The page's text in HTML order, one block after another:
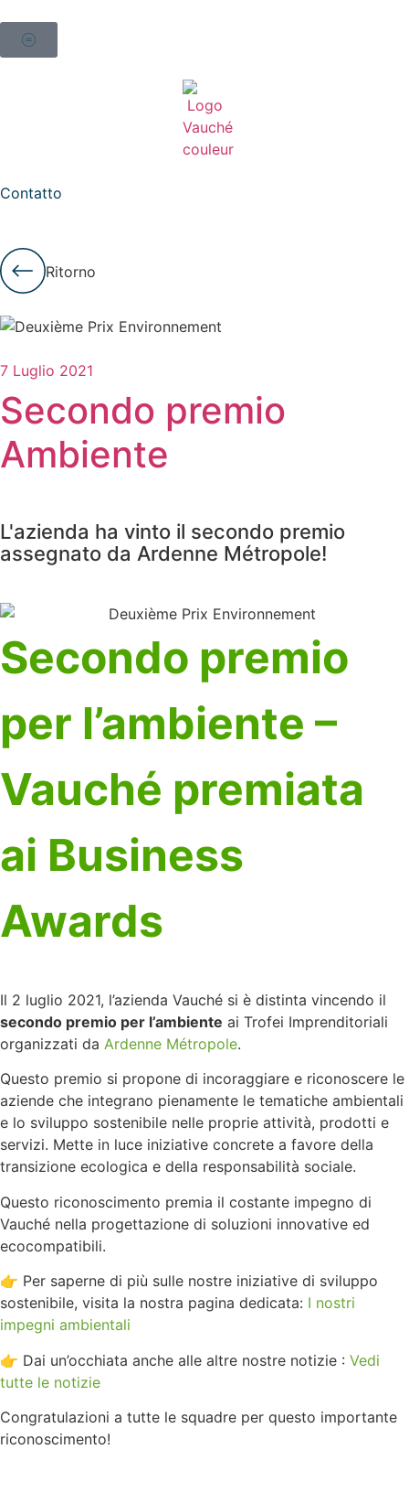
Contatto
Ritorno
7 Luglio 2021
Secondo premio
Ambiente
L'azienda ha vinto il secondo premio
assegnato da Ardenne Métropole!
Secondo premio
per l’ambiente –
Vauché premiata
ai Business
Awards
Il 2 luglio 2021, l’azienda Vauché si è distinta vincendo il
secondo premio per l’ambiente ai Trofei Imprenditoriali
organizzati da Ardenne Métropole.
Questo premio si propone di incoraggiare e riconoscere le
aziende che integrano pienamente le tematiche ambientali
e lo sviluppo sostenibile nelle proprie attività, prodotti e
servizi. Mette in luce iniziative concrete a favore della
transizione ecologica e della responsabilità sociale.
Questo riconoscimento premia il costante impegno di
Vauché nella progettazione di soluzioni innovative ed
ecocompatibili.
👉 Per saperne di più sulle nostre iniziative di sviluppo
sostenibile, visita la nostra pagina dedicata: I nostri
impegni ambientali
👉 Dai un’occhiata anche alle altre nostre notizie : Vedi
tutte le notizie
Congratulazioni a tutte le squadre per questo importante
riconoscimento!